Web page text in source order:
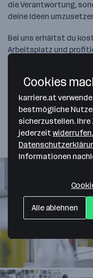
die Verantwortung,
deine Ideen
Bei uns erhältst du
Arbeitsplatz und
Benefits: Vom
top Aus- und
Gesundheit? Die liegt
unterstützen wir dich
und sportlichen
Einblicke
Cookies
karriere.at
bestmögliche
sicherzustellen.
jederzeit widerrufen.
Informationen
Alle ablehnen